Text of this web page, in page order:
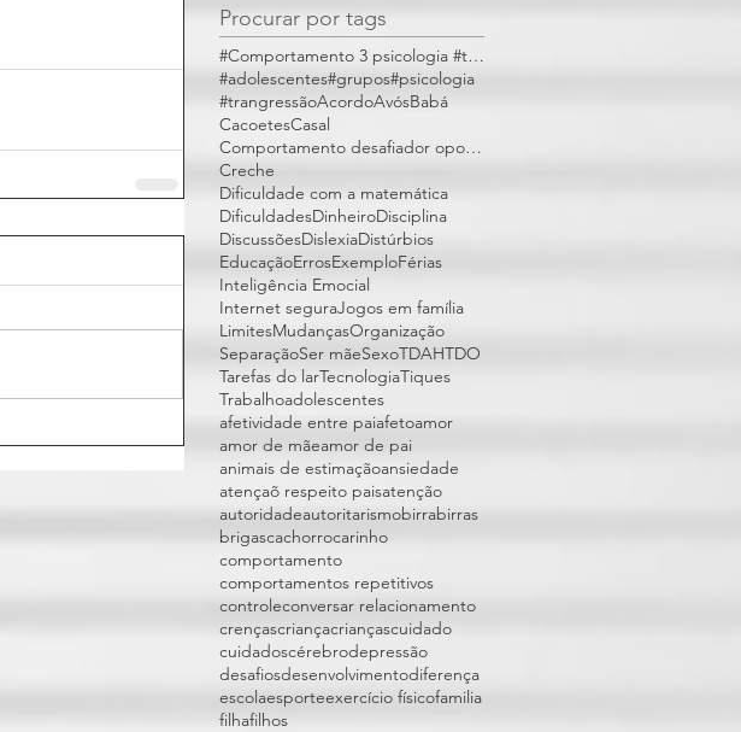
Procurar por tags
#Comportamento 3 psicologia #trangressões
#adolescentes#grupos#psicologia
#trangressãoAcordoAvósBabá
CacoetesCasal
Comportamento desafiador opositivo
Creche
Dificuldade com a matemática
DificuldadesDinheiroDisciplina
DiscussõesDislexiaDistúrbios
EducaçãoErrosExemploFérias
Inteligência Emocial
Internet seguraJogos em família
LimitesMudançasOrganização
SeparaçãoSer mãeSexoTDAHTDO
Tarefas do larTecnologiaTiques
Trabalhoadolescentes
afetividade entre paiafetoamor
amor de mãeamor de pai
animais de estimaçãoansiedade
atençaõ respeito paisatenção
autoridadeautoritarismobirrabirras
brigascachorrocarinho
comportamento
comportamentos repetitivos
controleconversar relacionamento
crençascriançacriançascuidado
cuidadoscérebrodepressão
desafiosdesenvolvimentodiferença
escolaesporteexercício físicofamilia
filhafilhos